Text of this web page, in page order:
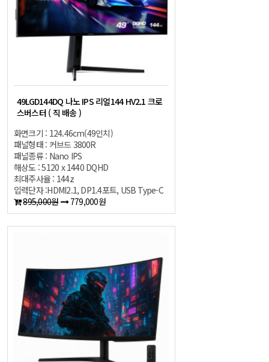
49LGD144DQ 나노 IPS 리얼144 HV2.1 크로
스버스터 ( 직 배송 )
화면크기 : 124.46cm(49인치)
패널형태 : 커브드 3800R
패널종류 : Nano IPS
해상도 : 5120 x 1440 DQHD
최대주사율 : 144z
입력단자 :HDMI2.1, DP1.4포트, USB Type-C
895,000원
779,000원